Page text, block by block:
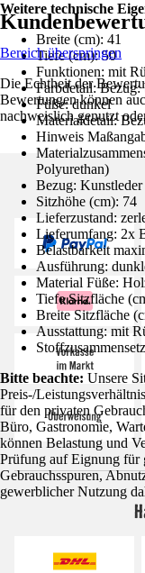
Weitere technische
Breite (cm): 41
Tiefe (cm): 50
Funktionen: mit
Farbdetail: Bezug:
Füße: dunkel
Materialdetail:
Hinweis
Polyurethan)
Bezug: Kunstleder
Sitzhöhe (cm): 74
Lieferzustand:
Lieferumfang: 2x
Belastbarkeit
Ausführung:
Material Füße:
Tiefe Sitzfläche
Breite Sitzfläche
Ausstattung: mit
Bitte beachte: Unsere
Preis-/
für den privaten
Büro, Gastronomie,
können Belastung und
Prüfung auf Eignung für
Gebrauchsspuren,
gewerblicher Nutzung
Bereich überspringen
Die Echtheit der
Bewertungen können
nachweislich genutzt